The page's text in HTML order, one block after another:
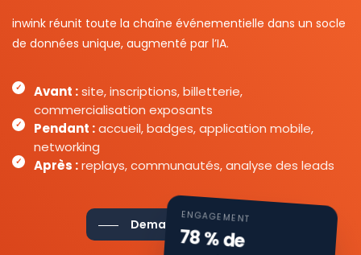
inwink réunit toute la chaîne événementielle dans un socle
de données unique, augmenté par l’IA.
Avant :site, inscriptions, billetterie,
commercialisation exposants
Pendant :accueil, badges, application mobile,
networking
Après :replays, communautés, analyse des leads
Demander une démo
ENGAGEMENT
78 % de
participants